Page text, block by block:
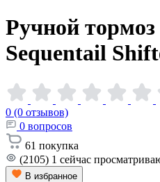
Ручной
Sequentail
0 (0 отзывов)
0 вопросов
61 покупка
(2105) 1 сейчас
В избранное